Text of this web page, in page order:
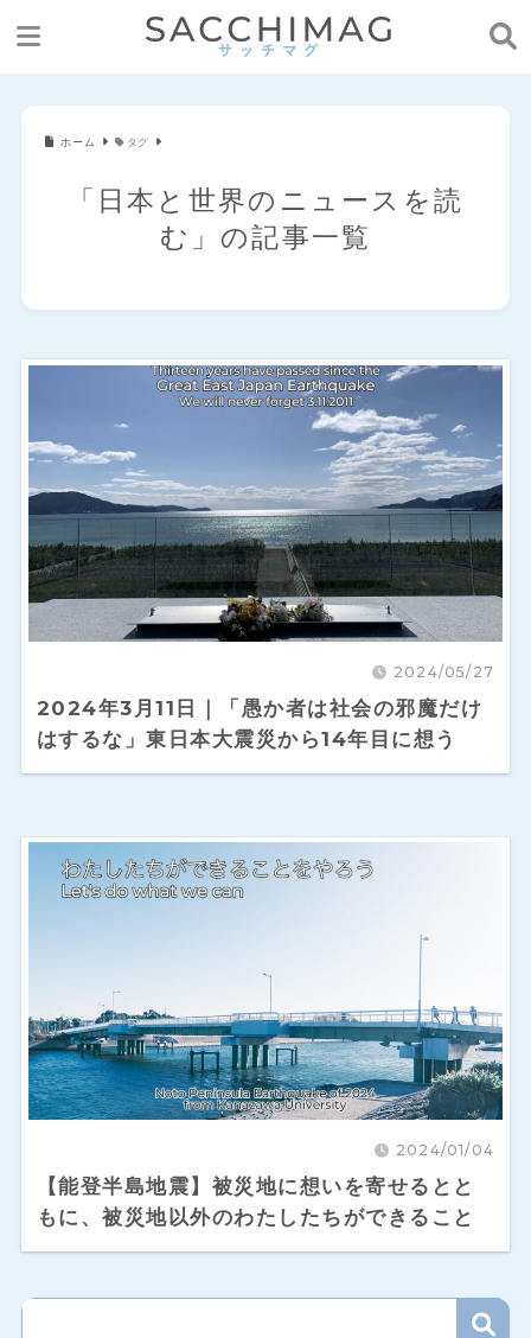
ホーム タグ
「日本と世界のニュースを読
む」の記事一覧
2024/05/27
2024年3月11日｜「愚か者は社会の邪魔だけ
はするな」東日本大震災から14年目に想う
2024/01/04
【能登半島地震】被災地に想いを寄せるとと
もに、被災地以外のわたしたちができること